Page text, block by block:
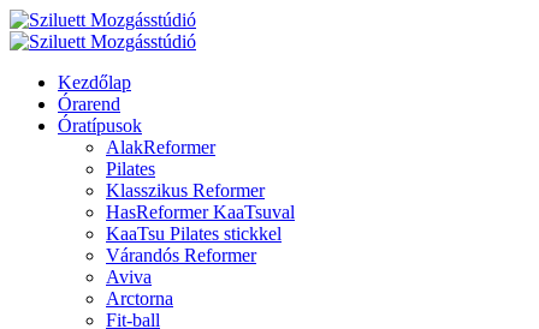
Kezdőlap
Órarend
Óratípusok
AlakReformer
Pilates
Klasszikus Reformer
HasReformer KaaTsuval
KaaTsu Pilates stickkel
Várandós Reformer
Aviva
Arctorna
Fit-ball